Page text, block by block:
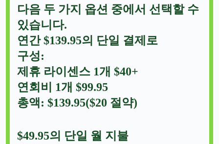
다음 두 가지 옵션 중에서 선택할 수
있습니다.
연간 $139.95의 단일 결제로
구성:
제휴 라이센스 1개 $40+
연회비 1개 $99.95
총액: $139.95($20 절약)
$49.95의 단일 월 지불